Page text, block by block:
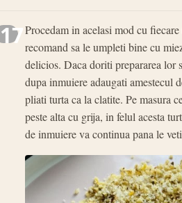
17Procedam in acelasi mod cu
recomand sa le umpleti bine cu
delicios. Daca doriti prepararea lor
dupa inmuiere adaugati amestecul
pliati turta ca la clatite. Pe masura
peste alta cu grija, in felul acesta
de inmuiere va continua pana le